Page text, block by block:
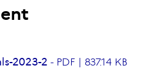
2023-2 - PDF | 837.14 KB